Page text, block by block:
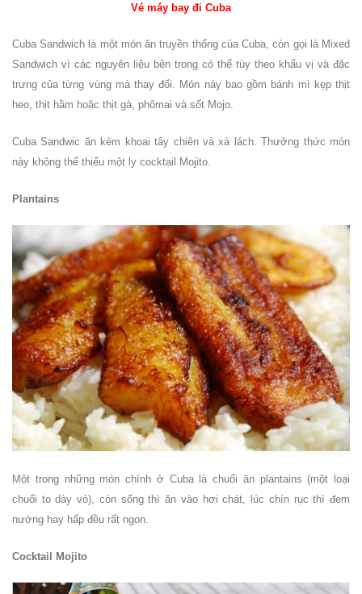
Vé máy bay đi Cuba
Cuba Sandwich là một món ăn truyền thống của Cuba, còn gọi là Mixed
Sandwich vì các nguyên liệu bên trong có thể tùy theo khẩu vị và đặc
trưng của từng vùng mà thay đổi. Món này bao gồm bánh mì kẹp thịt
heo, thịt hầm hoặc thịt gà, phômai và sốt Mojo.
Cuba Sandwic ăn kèm khoai tây chiên và xà lách. Thưởng thức món
này không thể thiếu một ly cocktail Mojito.
Plantains
Một trong những món chính ở Cuba là chuối ăn plantains (một loại
chuối to dày vỏ), còn sống thì ăn vào hơi chát, lúc chín rục thì đem
nướng hay hấp đều rất ngon.
Cocktail Mojito